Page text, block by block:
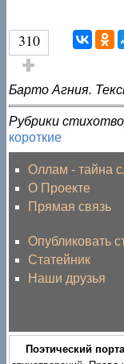
310
Голос за!
Барто Агния.
Рубрики
короткие
Оллам - тайна
О Проекте
Прямая связь
Опубликовать
Статейник
Наши друзья
Поэтический